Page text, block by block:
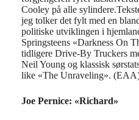
Cooley på alle
jeg tolker det fylt med en
politiske utviklingen i
Springsteens «Darkness On
tidligere Drive-By Truckers
Neil Young og klassisk
like «The Unraveling».
Joe Pernice: «Richard»